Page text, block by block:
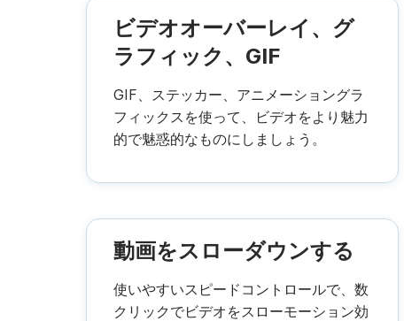
ビデオオーバーレイ、グ
ラフィック、GIF
GIF、ステッカー、アニメーショングラ
フィックスを使って、ビデオをより魅力
的で魅惑的なものにしましょう。
動画をスローダウンする
使いやすいスピードコントロールで、数
クリックでビデオをスローモーション効